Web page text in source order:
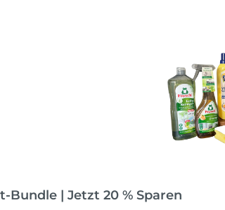
Bundle | Jetzt 20 % Sparen